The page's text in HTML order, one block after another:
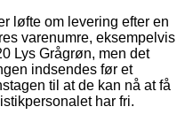
løfte om levering efter en
varenumre, eksempelvis
Lys Grågrøn, men det
indsendes før et
til at de kan nå at få
har fri.